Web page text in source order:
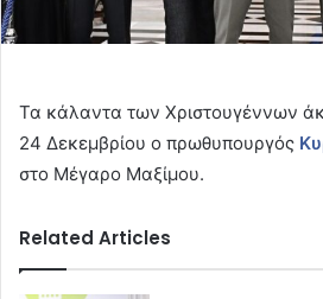
Τα κάλαντα των Χριστουγέννων
24 Δεκεμβρίου ο πρωθυπουργός
στο Μέγαρο Μαξίμου.
Related Articles